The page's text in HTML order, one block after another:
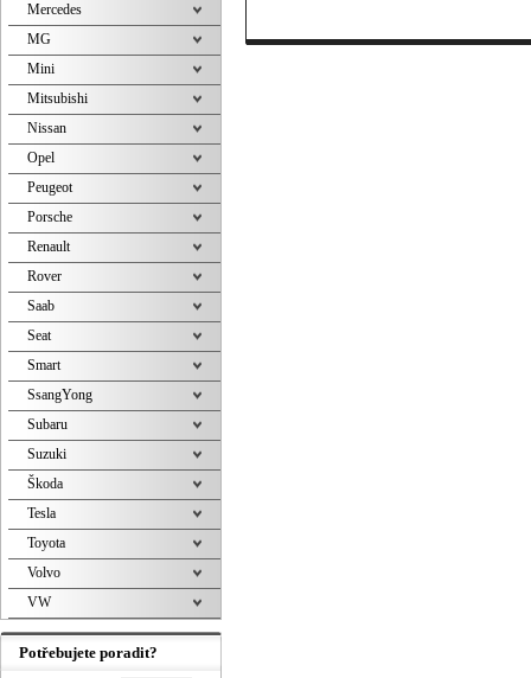
Mercedes
MG
Mini
Mitsubishi
Nissan
Opel
Peugeot
Porsche
Renault
Rover
Saab
Seat
Smart
SsangYong
Subaru
Suzuki
Škoda
Tesla
Toyota
Volvo
VW
Potřebujete poradit?